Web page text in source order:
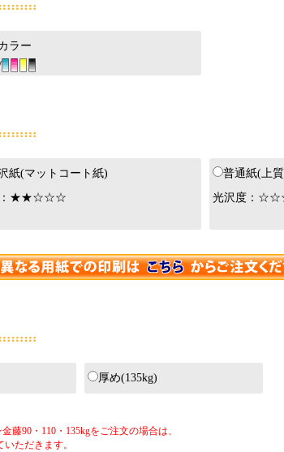
ラー
紙(マットコート紙)
：★★☆☆☆
普通紙(上
光沢度：
厚め(135kg)
藤90・110・135kgをご注文の場合は、
ただきます。